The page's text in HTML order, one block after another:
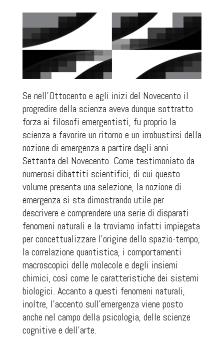
Se nell’Ottocento e agli inizi del Novecento il
progredire della scienza aveva dunque sottratto
forza ai filosofi emergentisti, fu proprio la
scienza a favorire un ritorno e un irrobustirsi della
nozione di emergenza a partire dagli anni
Settanta del Novecento. Come testimoniato da
numerosi dibattiti scientifici, di cui questo
volume presenta una selezione, la nozione di
emergenza si sta dimostrando utile per
descrivere e comprendere una serie di disparati
fenomeni naturali e la troviamo infatti impiegata
per concettualizzare l’origine dello spazio-tempo,
la correlazione quantistica, i comportamenti
macroscopici delle molecole e degli insiemi
chimici, così come le caratteristiche dei sistemi
biologici. Accanto a questi fenomeni naturali,
inoltre, l’accento sull’emergenza viene posto
anche nel campo della psicologia, delle scienze
cognitive e dell’arte.